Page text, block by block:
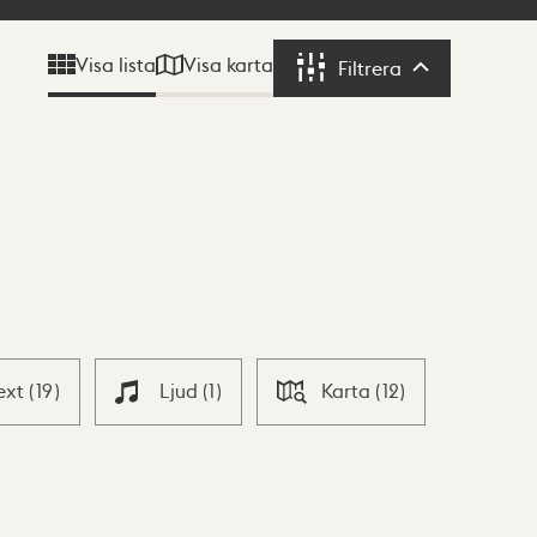
Visa lista Visa karta Filtrera Filtrera
(19) Ljud (1) Karta (12)